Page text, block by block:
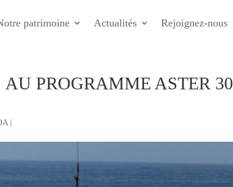
patrimoine Actualités Rejoignez-nous
PROGRAMME ASTER 30
|